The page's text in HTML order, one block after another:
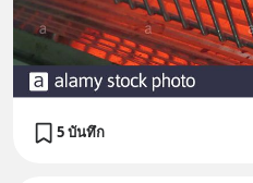
5 บันทึก